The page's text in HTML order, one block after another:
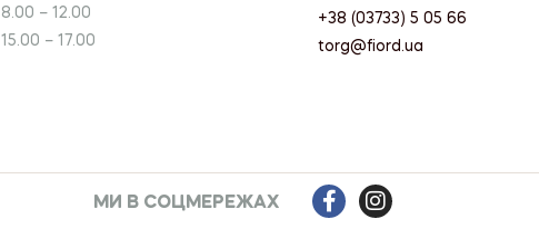
8.00 – 12.00
15.00 – 17.00
+38 (03733) 5 05 66
torg@fiord.ua
МИ В СОЦМЕРЕЖАХ